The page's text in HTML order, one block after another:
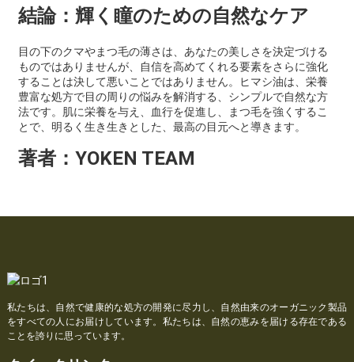
結論：輝く瞳のための自然なケア
目の下のクマやまつ毛の薄さは、あなたの美しさを決定づける
ものではありませんが、自信を高めてくれる要素をさらに強化
することは決して悪いことではありません。ヒマシ油は、栄養
豊富な処方で目の周りの悩みを解消する、シンプルで自然な方
法です。肌に栄養を与え、血行を促進し、まつ毛を強くするこ
とで、明るく生き生きとした、最高の目元へと導きます。
著者：YOKEN TEAM
私たちは、自然で健康的な処方の開発に尽力し、自然由来のオーガニック製品
をすべての人にお届けしています。私たちは、自然の恵みを届ける存在である
ことを誇りに思っています。